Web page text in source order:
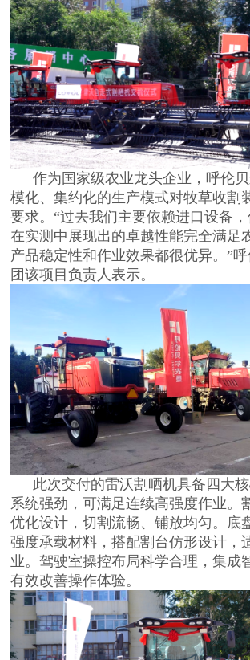
作为国家级农业龙头企业，呼伦
模化、集约化的生产模式对牧草收割
要求。“过去我们主要依赖进口设备
在实测中展现出的卓越性能完全满足
产品稳定性和作业效果都很优异。”
团该项目负责人表示。
此次交付的雷沃割晒机具备四大
系统强劲，可满足连续高强度作业。
优化设计，切割流畅、铺放均匀。底
强度承载材料，搭配割台仿形设计，
业。驾驶室操控布局科学合理，集成
有效改善操作体验。